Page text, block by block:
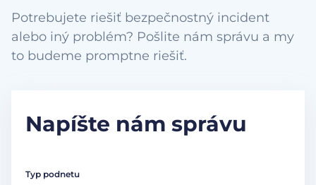
Potrebujete riešiť bezpečnostný incident
alebo iný problém? Pošlite nám správu a my
to budeme promptne riešiť.
Napíšte nám správu
Typ podnetu